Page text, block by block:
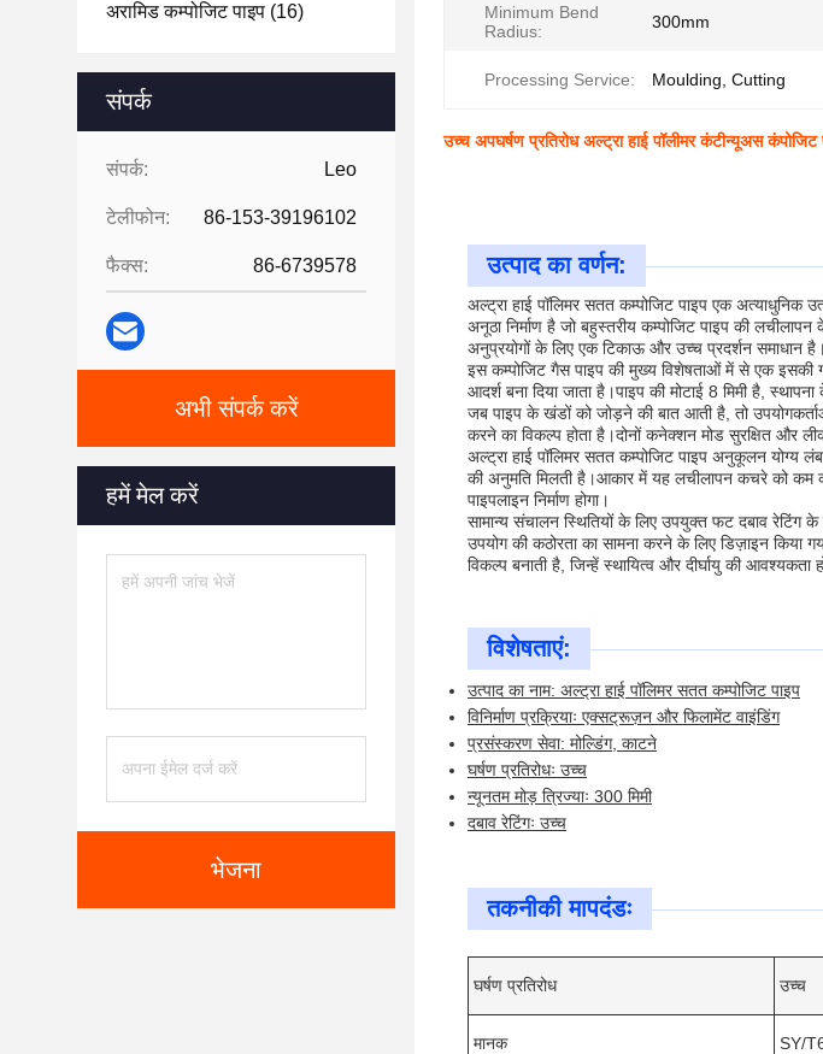
अरामिड कम्पोजिट पाइप (16)
संपर्क
संपर्क: Leo
टेलीफोन: 86-153-39196102
फैक्स: 86-6739578
अभी संपर्क करें
हमें मेल करें
भेजना
Minimum Bend
Radius:
300mm
Processing Service: Moulding, Cutting
उच्च अपघर्षण प्रतिरोध अल्ट्रा हाई पॉलीमर कंटीन्यूअस
उत्पाद का वर्णन:
अल्ट्रा हाई पॉलिमर सतत कम्पोजिट पाइप एक
अनूठा निर्माण है जो बहुस्तरीय कम्पोजिट पाइप की
अनुप्रयोगों के लिए एक टिकाऊ और उच्च प्रदर्शन समाधान है।
इस कम्पोजिट गैस पाइप की मुख्य विशेषताओं में से एक इसकी
आदर्श बना दिया जाता है।पाइप की मोटाई 8 मिमी है,
जब पाइप के खंडों को जोड़ने की बात आती है, तो
करने का विकल्प होता है।दोनों कनेक्शन मोड सुरक्षित और
अल्ट्रा हाई पॉलिमर सतत कम्पोजिट पाइप अनुकूलन
की अनुमति मिलती है।आकार में यह लचीलापन कचरे को कम
पाइपलाइन निर्माण होगा।
सामान्य संचालन स्थितियों के लिए उपयुक्त फट दबाव
उपयोग की कठोरता का सामना करने के लिए डिज़ाइन किया
विकल्प बनाती है, जिन्हें स्थायित्व और दीर्घायु की आवश्यकता
विशेषताएं:
उत्पाद का नाम: अल्ट्रा हाई पॉलिमर सतत कम्पोजिट पाइप
विनिर्माण प्रक्रियाः एक्सट्रूज़न और फिलामेंट वाइंडिंग
प्रसंस्करण सेवा: मोल्डिंग, काटने
घर्षण प्रतिरोधः उच्च
न्यूनतम मोड़ त्रिज्याः 300 मिमी
दबाव रेटिंगः उच्च
तकनीकी मापदंडः
घर्षण प्रतिरोध उच्च
मानक SY/